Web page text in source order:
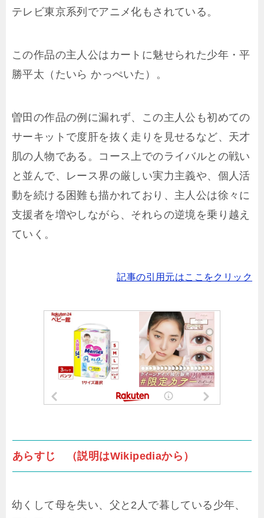
テレビ東京系列でアニメ化もされている。
この作品の主人公はカートに魅せられた少年・平
勝平太（たいら かっぺいた）。
曽田の作品の例に漏れず、この主人公も初めての
サーキットで度肝を抜く走りを見せるなど、天才
肌の人物である。コース上でのライバルとの戦い
と並んで、レース界の厳しい実力主義や、個人活
動を続ける困難も描かれており、主人公は徐々に
支援者を増やしながら、それらの逆境を乗り越え
ていく。
記事の引用元はここをクリック
あらすじ （説明はWikipediaから）
幼くして母を失い、父と2人で暮している少年、